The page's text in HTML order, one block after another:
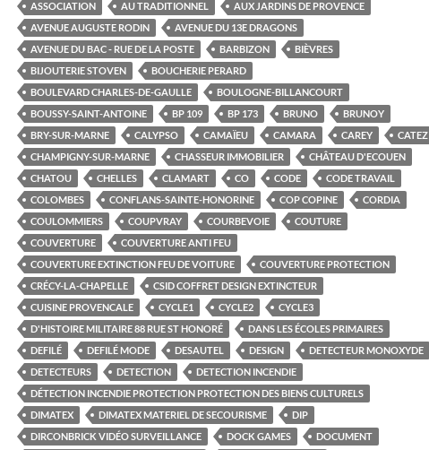
ASSOCIATION
AU TRADITIONNEL
AUX JARDINS DE PROVENCE
AVENUE AUGUSTE RODIN
AVENUE DU 13E DRAGONS
AVENUE DU BAC - RUE DE LA POSTE
BARBIZON
BIÈVRES
BIJOUTERIE STOVEN
BOUCHERIE PERARD
BOULEVARD CHARLES-DE-GAULLE
BOULOGNE-BILLANCOURT
BOUSSY-SAINT-ANTOINE
BP 109 BP 173 BRUNO
BRUNOY
BRY-SUR-MARNE
CALYPSO CAMAÏEU CAMARA CAREY
CATEZ
CHAMPIGNY-SUR-MARNE
CHASSEUR IMMOBILIER
CHÂTEAU D'ECOUEN
CHATOU
CHELLES CLAMART CO CODE
CODE TRAVAIL
COLOMBES
CONFLANS-SAINTE-HONORINE COP COPINE
CORDIA
COULOMMIERS
COUPVRAY COURBEVOIE
COUTURE
COUVERTURE
COUVERTURE ANTI FEU
COUVERTURE EXTINCTION FEU DE VOITURE
COUVERTURE PROTECTION
CRÉCY-LA-CHAPELLE
CSID COFFRET DESIGN EXTINCTEUR
CUISINE PROVENCALE
CYCLE1 CYCLE2
CYCLE3
D'HISTOIRE MILITAIRE 88 RUE ST HONORÉ
DANS LES ÉCOLES PRIMAIRES
DEFILÉ
DEFILÉ MODE DESAUTEL DESIGN
DETECTEUR MONOXYDE
DETECTEURS
DETECTION
DETECTION INCENDIE
DÉTECTION INCENDIE PROTECTION PROTECTION DES BIENS CULTURELS
DIMATEX
DIMATEX MATERIEL DE SECOURISME
DIP
DIRCONBRICK VIDÉO SURVEILLANCE
DOCK GAMES
DOCUMENT